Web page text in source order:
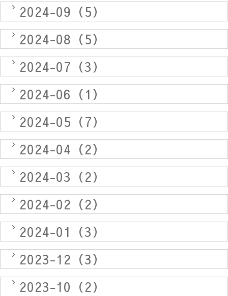
2024-09（5）
2024-08（5）
2024-07（3）
2024-06（1）
2024-05（7）
2024-04（2）
2024-03（2）
2024-02（2）
2024-01（3）
2023-12（3）
2023-10（2）